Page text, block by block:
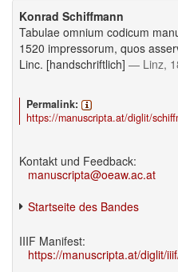
Konrad Schiffmann
Tabulae omnium codicum
1520 impressorum, quos
Linc. [handschriftlich] — Linz,
Permalink:
https://manuscripta.at/diglit/
Kontakt und Feedback:
manuscripta@oeaw.ac.at
Startseite des Bandes
IIIF Manifest:
https://manuscripta.at/diglit/